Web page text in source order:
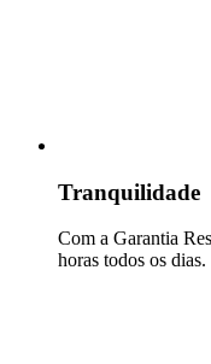
Tranquilidade
Com a Garantia
horas todos os dias.